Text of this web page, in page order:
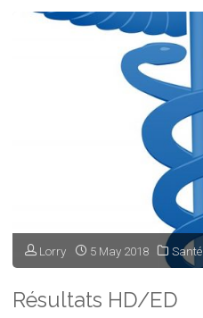
Lorry 5 May 2018 Santé
Résultats HD/ED